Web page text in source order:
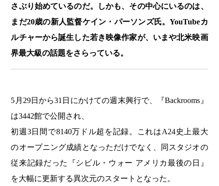
さぶり始めているのだ。
しかも、その中心にいるのは、
まだ20歳の新人監督ケイン・パーソンズ氏。YouTubeカ
ルチャーから誕生した若き映像作家が、いまや北米映画
界最大級の話題をさらっている。
5月29日から31日にかけての週末興行で、『Backrooms』
は3442館で公開され、
初週3日間で8140万ドル超を記録。これはA24史上最大
のオープニング成績となっただけでなく、同スタジオの
従来記録だった『シビル・ウォー アメリカ最後の日』
を大幅に更新する異次元のスタートとなった。